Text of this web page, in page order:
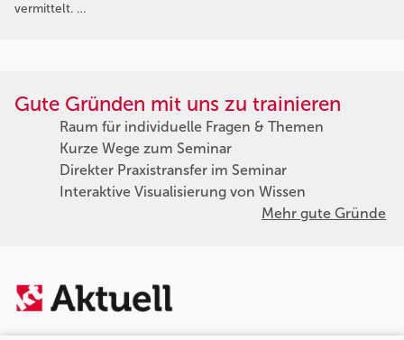
vermittelt. …
Gute Gründen mit uns zu trainieren
Raum für individuelle Fragen & Themen
Kurze Wege zum Seminar
Direkter Praxistransfer im Seminar
Interaktive Visualisierung von Wissen
Mehr gute Gründe